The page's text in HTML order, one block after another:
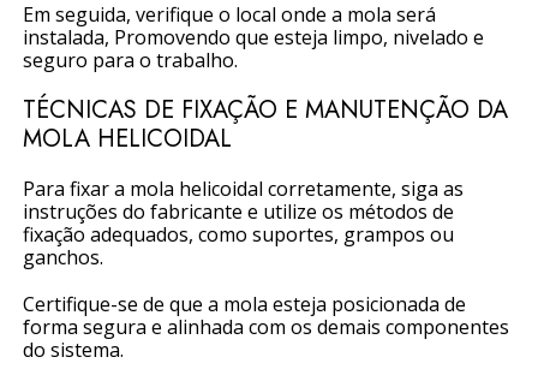
Em seguida, verifique o local onde a mola será
instalada, Promovendo que esteja limpo, nivelado e
seguro para o trabalho.
TÉCNICAS DE FIXAÇÃO E MANUTENÇÃO DA
MOLA HELICOIDAL
Para fixar a mola helicoidal corretamente, siga as
instruções do fabricante e utilize os métodos de
fixação adequados, como suportes, grampos ou
ganchos.
Certifique-se de que a mola esteja posicionada de
forma segura e alinhada com os demais componentes
do sistema.